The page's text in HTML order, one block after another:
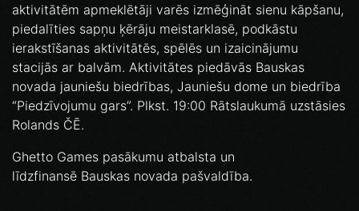
aktivitātēm apmeklētāji varēs izmēģināt sienu kāpšanu,
piedalīties sapņu ķērāju meistarklasē, podkāstu
ierakstīšanas aktivitātēs, spēlēs un izaicinājumu
stacijās ar balvām. Aktivitātes piedāvās Bauskas
novada jauniešu biedrības, Jauniešu dome un biedrība
“Piedzīvojumu gars”. Plkst. 19:00 Rātslaukumā uzstāsies
Rolands ČĒ.
Ghetto Games pasākumu atbalsta un
līdzfinansē Bauskas novada pašvaldība.